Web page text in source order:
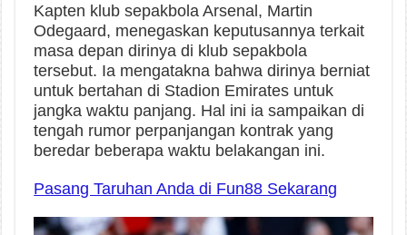
Kapten klub sepakbola Arsenal, Martin
Odegaard, menegaskan keputusannya terkait
masa depan dirinya di klub sepakbola
tersebut. Ia mengatakna bahwa dirinya berniat
untuk bertahan di Stadion Emirates untuk
jangka waktu panjang. Hal ini ia sampaikan di
tengah rumor perpanjangan kontrak yang
beredar beberapa waktu belakangan ini.
Pasang Taruhan Anda di Fun88 Sekarang